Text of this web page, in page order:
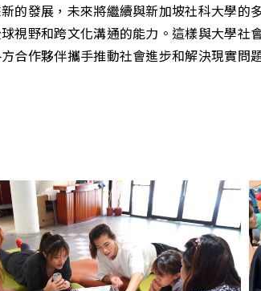
的發展，未來將繼續與新加坡社科大學的
視野和跨文化溝通的能力。這樣與大學
合作夥伴攜手推動社會進步和解決現實問